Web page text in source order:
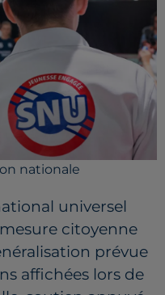
nationale
universel
citoyenne
prévue
affichées lors de